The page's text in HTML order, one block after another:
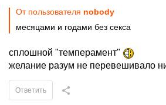
От пользователя nobodу
месяцами и годами без секса
сплошной "темперамент"
желание разум не перевешивало
Ответить